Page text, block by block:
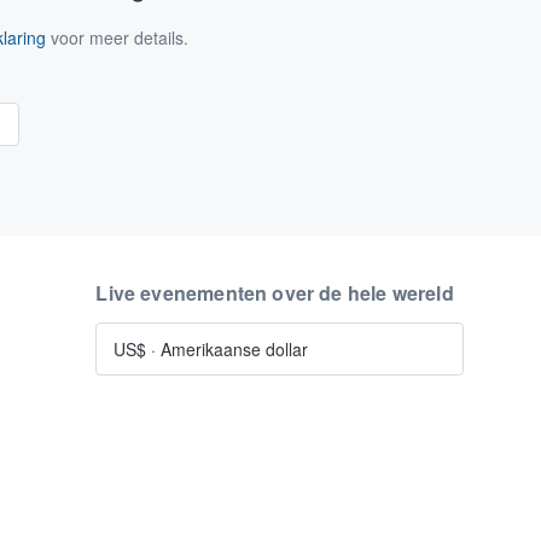
voor meer details.
Live evenementen over de hele wereld
US$ ·Amerikaanse dollar